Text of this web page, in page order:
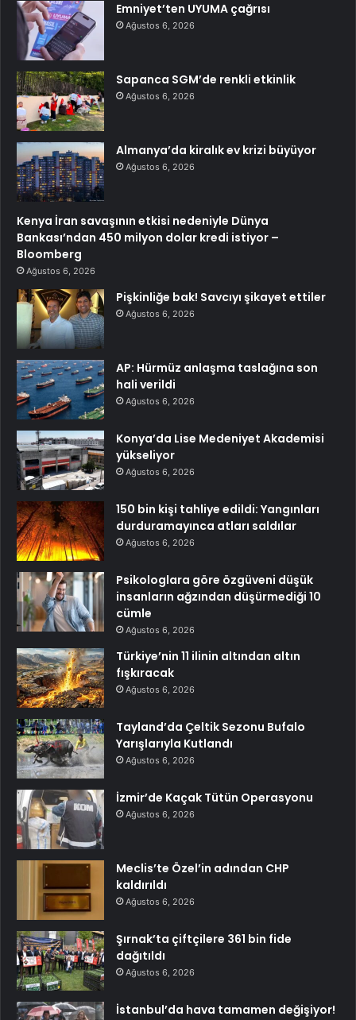
Emniyet’ten UYUMA çağrısı
Ağustos 6, 2026
Sapanca SGM’de renkli etkinlik
Ağustos 6, 2026
Almanya’da kiralık ev krizi büyüyor
Ağustos 6, 2026
Kenya İran savaşının etkisi nedeniyle Dünya
Bankası’ndan 450 milyon dolar kredi istiyor –
Bloomberg
Ağustos 6, 2026
Pişkinliğe bak! Savcıyı şikayet ettiler
Ağustos 6, 2026
AP: Hürmüz anlaşma taslağına son
hali verildi
Ağustos 6, 2026
Konya’da Lise Medeniyet Akademisi
yükseliyor
Ağustos 6, 2026
150 bin kişi tahliye edildi: Yangınları
durduramayınca atları saldılar
Ağustos 6, 2026
Psikologlara göre özgüveni düşük
insanların ağzından düşürmediği 10
cümle
Ağustos 6, 2026
Türkiye’nin 11 ilinin altından altın
fışkıracak
Ağustos 6, 2026
Tayland’da Çeltik Sezonu Bufalo
Yarışlarıyla Kutlandı
Ağustos 6, 2026
İzmir’de Kaçak Tütün Operasyonu
Ağustos 6, 2026
Meclis’te Özel’in adından CHP
kaldırıldı
Ağustos 6, 2026
Şırnak’ta çiftçilere 361 bin fide
dağıtıldı
Ağustos 6, 2026
İstanbul’da hava tamamen değişiyor!